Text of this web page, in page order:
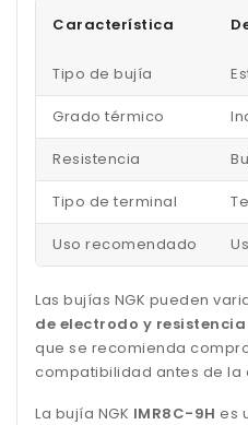
Característica
Tipo de bujía
Grado térmico
Resistencia
Tipo de terminal
Uso recomendado
Las bujías NGK pueden
de electrodo y resistencia
que se recomienda
compatibilidad antes de la
La bujía NGK IMR8C-9H es